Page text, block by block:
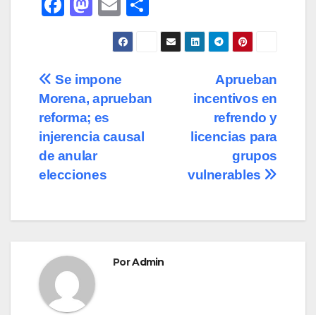
e
b
o
o
k
o
d
o
n
m
ail
o
m
ar
Navegación
de
entradas
Aprueban
incentivos en
refrendo y
licencias para
grupos
vulnerables
Se impone
Morena, aprueban
reforma; es
injerencia causal
de anular
elecciones
PorAdmin